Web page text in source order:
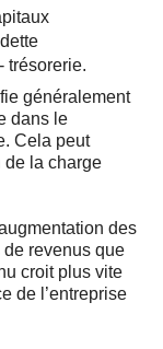
trésorerie.
généralement
dans le
Cela peut
de la charge
des
revenus que
croit plus vite
de l’entreprise